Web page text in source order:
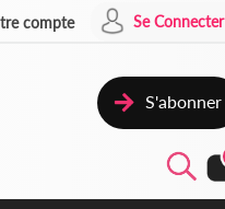
compte Se Connecter
S'abonner